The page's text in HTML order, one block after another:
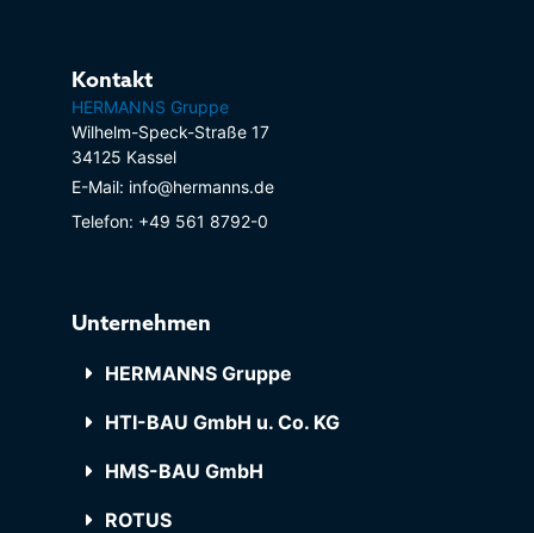
Unternehmen
HERMANNS Gruppe
HTI-BAU GmbH u. Co. KG
HMS-BAU GmbH
ROTUS
Kontakt
HERMANNS Gruppe
Wilhelm-Speck-Straße 17
34125 Kassel
E-Mail: info@hermanns.de
Telefon: +49 561 8792-0